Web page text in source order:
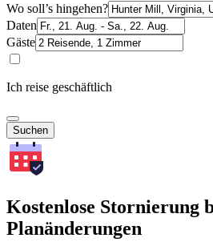
Wo soll’s hingehen?
Daten
Gäste
Ich reise geschäftlich
Suchen
Kostenlose Stornierung
Planänderungen